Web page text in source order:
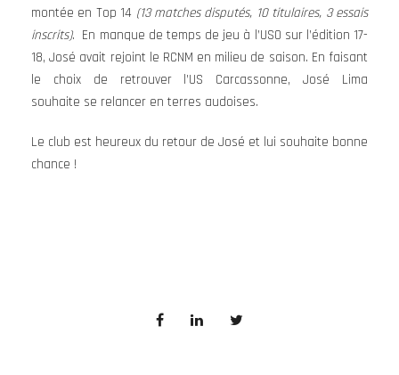
montée en Top 14 (13 matches disputés, 10 titulaires, 3 essais
inscrits). En manque de temps de jeu à l’USO sur l’édition 17-
18, José avait rejoint le RCNM en milieu de saison. En faisant
le choix de retrouver l’US Carcassonne, José Lima
souhaite se relancer en terres audoises.
Le club est heureux du retour de José et lui souhaite bonne
chance !